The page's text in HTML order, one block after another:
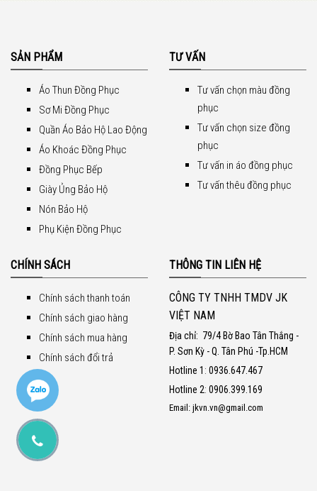
SẢN PHẨM
Áo Thun Đồng Phục
Sơ Mi Đồng Phục
Quần Áo Bảo Hộ Lao Động
Áo Khoác Đồng Phục
Đồng Phục Bếp
Giày Ủng Bảo Hộ
Nón Bảo Hộ
Phụ Kiện Đồng Phục
TƯ VẤN
Tư vấn chọn màu đồng
phục
Tư vấn chọn size đồng
phục
Tư vấn in áo đồng phục
Tư vấn thêu đồng phục
CHÍNH SÁCH
Chính sách thanh toán
Chính sách giao hàng
Chính sách mua hàng
Chính sách đổi trả
THÔNG TIN LIÊN HỆ
CÔNG TY TNHH TMDV JK
VIỆT NAM
Địa chỉ: 79/4 Bờ Bao Tân Thắng -
P. Sơn Kỳ - Q. Tân Phú -Tp.HCM
Hotline 1 : 0936.647.467
Hotline 2: 0906.399.169
Email: jkvn.vn@gmail.com